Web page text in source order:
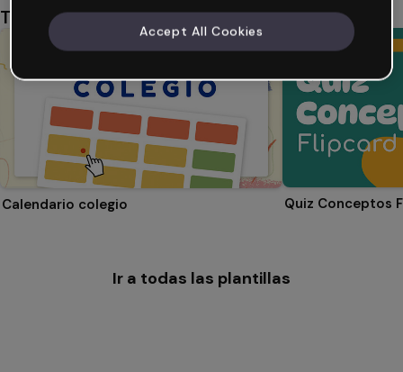
También te puede gustar
Calendario colegio Quiz Conceptos
Ir a todas las plantillas
Accept All Cookies